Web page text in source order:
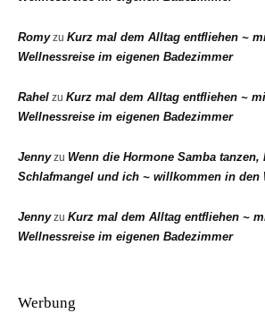
Romyzu Kurz mal dem Alltag entfliehen ~
Wellnessreise im eigenen Badezimmer
Rahel zu Kurz mal dem Alltag entfliehen ~
Wellnessreise im eigenen Badezimmer
Jennyzu Wenn die Hormone Samba tanzen,
Schlafmangel und ich ~ willkommen in den
Jennyzu Kurz mal dem Alltag entfliehen ~
Wellnessreise im eigenen Badezimmer
Werbung